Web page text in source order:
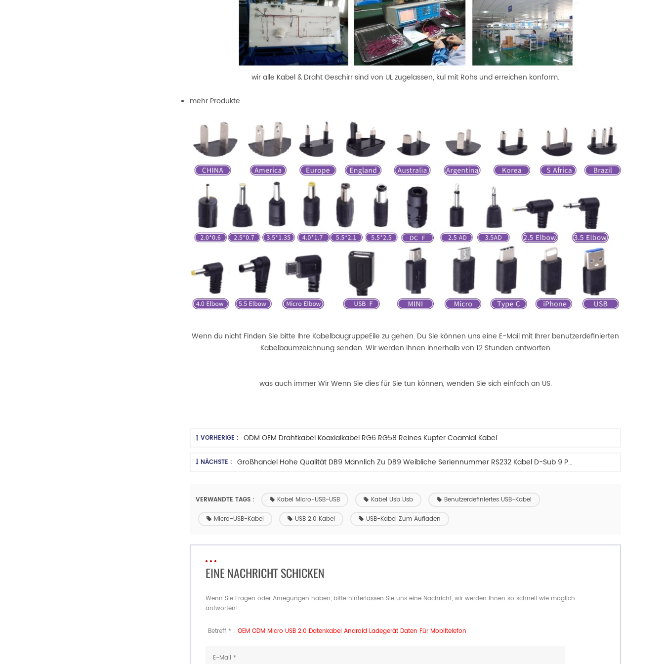
wir alle Kabel & Draht Geschirr sind von UL zugelassen, kul mit Rohs und erreichen konform.
mehr Produkte
Wenn du nicht Finden Sie bitte Ihre KabelbaugruppeEile zu gehen. Du Sie können uns eine E-Mail mit Ihrer benutzerdefinierten
Kabelbaumzeichnung senden. Wir werden Ihnen innerhalb von 12 Stunden antworten
was auch immer Wir Wenn Sie dies für Sie tun können, wenden Sie sich einfach an US.
VORHERIGE : ODM OEM Drahtkabel Koaxialkabel RG6 RG58 Reines Kupfer Coamial Kabel
NÄCHSTE : Großhandel Hohe Qualität DB9 Männlich Zu DB9 Weibliche Seriennummer RS232 Kabel D-Sub 9 Pin VGA Kabel
VERWANDTE TAGS : Kabel Micro-USB-USB Kabel Usb Usb Benutzerdefiniertes USB-Kabel
Micro-USB-Kabel USB 2.0 Kabel USB-Kabel Zum Aufladen
EINE NACHRICHT SCHICKEN
Wenn Sie Fragen oder Anregungen haben, bitte hinterlassen Sie uns eine Nachricht, wir werden Ihnen so schnell wie möglich
antworten!
Betreff * : OEM ODM Micro USB 2.0 Datenkabel Android Ladegerät Daten Für Mobiltelefon